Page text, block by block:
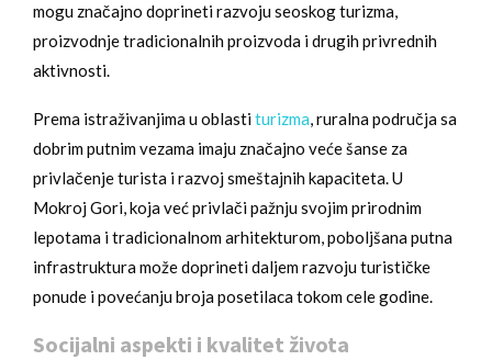
mogu značajno doprineti razvoju seoskog turizma,
proizvodnje tradicionalnih proizvoda i drugih privrednih
aktivnosti.
Prema istraživanjima u oblastiturizma, ruralna područja sa
dobrim putnim vezama imaju značajno veće šanse za
privlačenje turista i razvoj smeštajnih kapaciteta. U
Mokroj Gori, koja već privlači pažnju svojim prirodnim
lepotama i tradicionalnom arhitekturom, poboljšana putna
infrastruktura može doprineti daljem razvoju turističke
ponude i povećanju broja posetilaca tokom cele godine.
Socijalni aspekti i kvalitet života